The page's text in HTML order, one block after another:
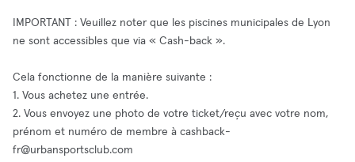
IMPORTANT : Veuillez noter que les piscines municipales de Lyon
ne sont accessibles que via « Cash-back ».
Cela fonctionne de la manière suivante :
1. Vous achetez une entrée.
2. Vous envoyez une photo de votre ticket/reçu avec votre nom,
prénom et numéro de membre à cashback-
fr@urbansportsclub.com